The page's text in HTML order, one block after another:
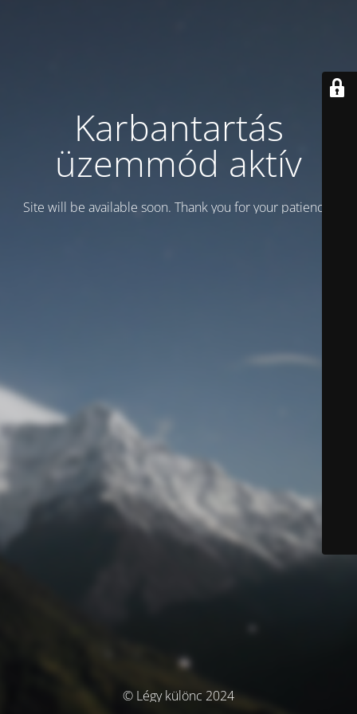
Karbantartás
üzemmód aktív
Site will be available soon. Thank you for your patience!
© Légy különc 2024